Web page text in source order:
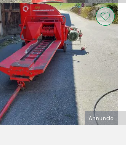
Annuncio